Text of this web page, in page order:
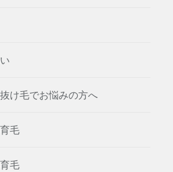
け毛でお悩みの方へ
毛
毛